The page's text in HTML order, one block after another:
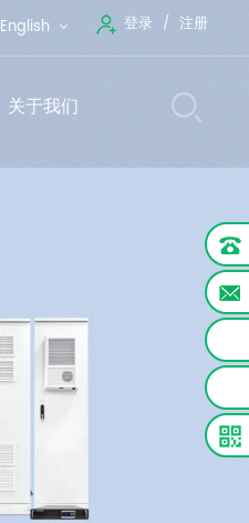
登录 注册
English
关于我们